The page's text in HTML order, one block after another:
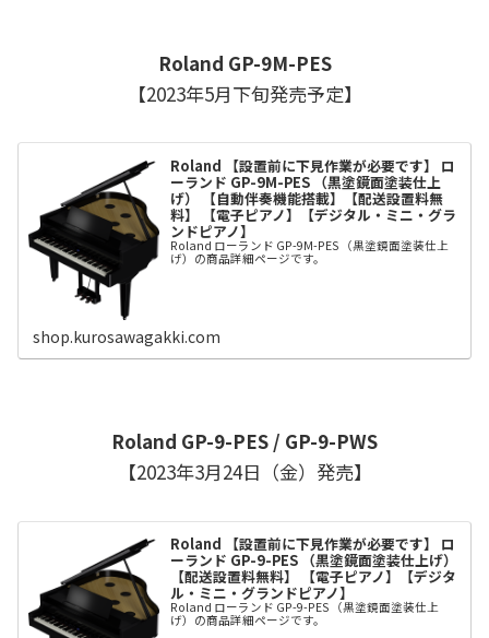
Roland GP-9M-PES
【2023年5月下旬発売予定】
Roland 【設置前に下見作業が必要です】 ロ
ーランド GP-9M-PES （黒塗鏡面塗装仕上
げ） 【自動伴奏機能搭載】【配送設置料無
料】 【電子ピアノ】【デジタル・ミニ・グラ
ンドピアノ】
Roland ローランド GP-9M-PES （黒塗鏡面塗装仕上
げ）の商品詳細ページです。
shop.kurosawagakki.com
Roland GP-9-PES / GP-9-PWS
【2023年3月24日（金）発売】
Roland 【設置前に下見作業が必要です】 ロ
ーランド GP-9-PES （黒塗鏡面塗装仕上げ）
【配送設置料無料】 【電子ピアノ】【デジタ
ル・ミニ・グランドピアノ】
Roland ローランド GP-9-PES （黒塗鏡面塗装仕上
げ）の商品詳細ページです。